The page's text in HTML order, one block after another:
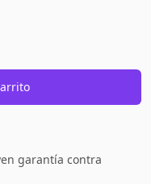
garantía contra